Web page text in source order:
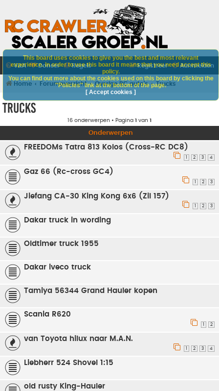
V&A Doneer Regels Aanmelden
Registreer
Home Forumoverzicht Overige RC auto's Trucks
Trucks
16 onderwerpen • Pagina 1 van 1
Onderwerpen
FREEDOMs Tatra 813 Kolos (Cross-RC DC8)
2 3 4
Gaz 66 (Rc-cross GC4)
1 2 3
Jiefang CA-30 King Kong 6x6 (Zil 157)
2 3
Dakar truck in wording
Oldtimer truck 1955
Dakar iveco truck
Tamiya 56344 Grand Hauler kopen
Scania R620
1 2
van Toyota hilux naar M.A.N.
2 3 4
Liebherr 524 Shovel 1:15
old rusty King-Hauler
This board uses cookies to give you the best and most relevant
experience. In order to use this board it means that you need accept this
policy.
You can find out more about the cookies used on this board by clicking the
"Policies" link at the bottom of the page.
[ Accept cookies ]